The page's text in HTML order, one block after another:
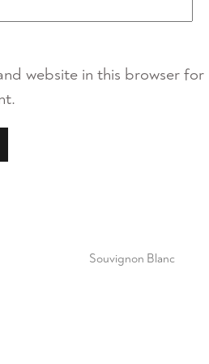
website in this browser for
Souvignon Blanc